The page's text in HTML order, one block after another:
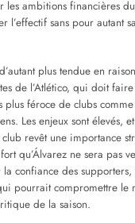
les ambitions financières
l’effectif sans pour autant
plus tendue en
de l’Atlético, qui doit
plus féroce de clubs
Les enjeux sont élevés,
revêt une importance
qu’Álvarez ne sera pas
confiance des
pourrait compromettre le
de la saison.